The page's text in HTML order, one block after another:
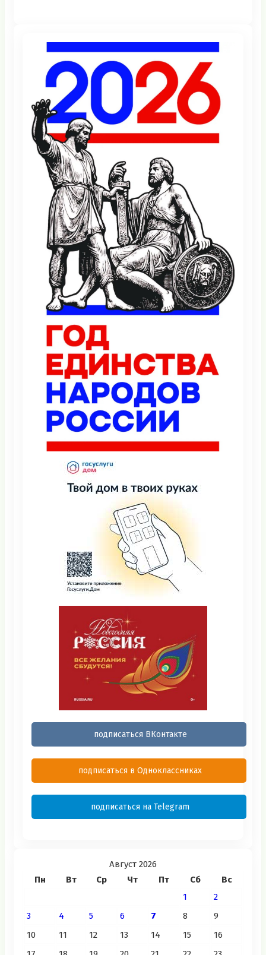
подписаться ВКонтакте
подписаться в Одноклассниках
подписаться на Telegram
Август 2026
Пн
Вт Ср Чт Пт Сб
Вс
1
2
3
4 5 6 7 8
9
10
11 12 13 14 15
16